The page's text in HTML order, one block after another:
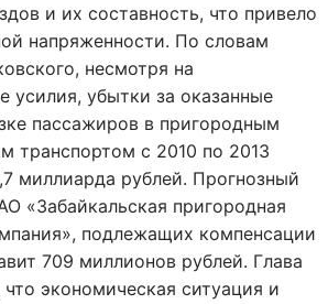
и их составность, что привело
напряженности. По словам
несмотря на
усилия, убытки за оказанные
пассажиров в пригородным
транспортом с 2010 по 2013
миллиарда рублей. Прогнозный
«Забайкальская пригородная
подлежащих компенсации
709 миллионов рублей. Глава
экономическая ситуация и